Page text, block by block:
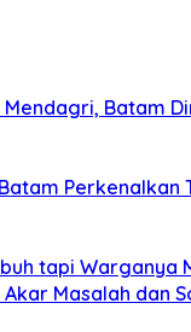
Batam
Perkenalkan
tapi Warganya
Masalah dan